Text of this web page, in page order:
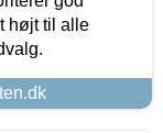
højt til alle